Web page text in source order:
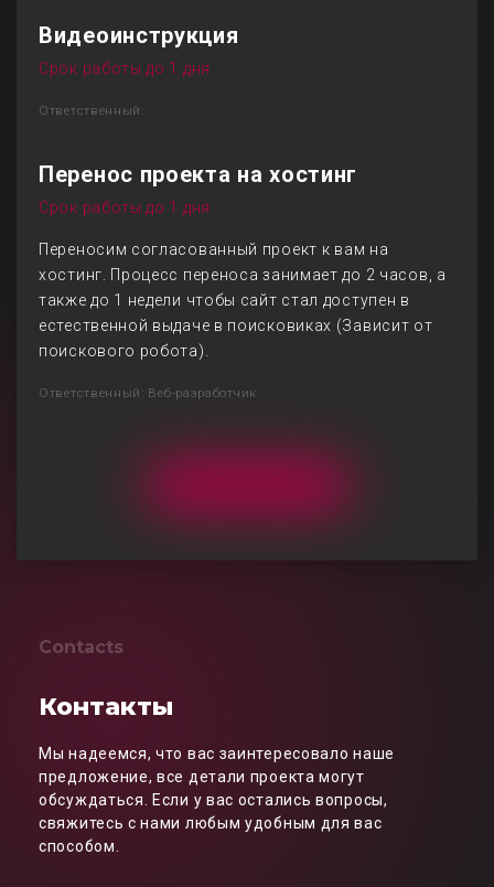
Видеоинструкция
Срок работы до 1 дня
Ответственный:
Перенос проекта на хостинг
Срок работы до 1 дня
Переносим согласованный проект к вам на
хостинг. Процесс переноса занимает до 2 часов, а
также до 1 недели чтобы сайт стал доступен в
естественной выдаче в поисковиках (Зависит от
поискового робота).
Ответственный: Веб-разработчик
Contacts
Контакты
Мы надеемся, что вас заинтересовало наше
предложение, все детали проекта могут
обсуждаться. Если у вас остались вопросы,
свяжитесь с нами любым удобным для вас
способом.